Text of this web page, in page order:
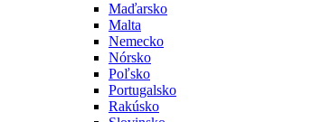
Maďarsko
Malta
Nemecko
Nórsko
Poľsko
Portugalsko
Rakúsko